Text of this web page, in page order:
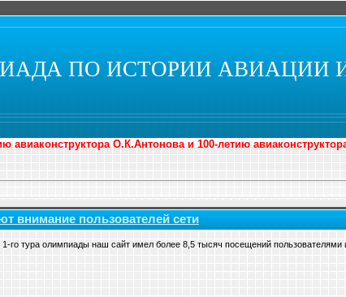
ПО ИСТОРИИ АВИАЦИИ
авиаконструктора О.К.Антонова и 100-летию
внимание пользователей сети
го тура олимпиады наш сайт имел более 8,5 тысяч посещений пользователями